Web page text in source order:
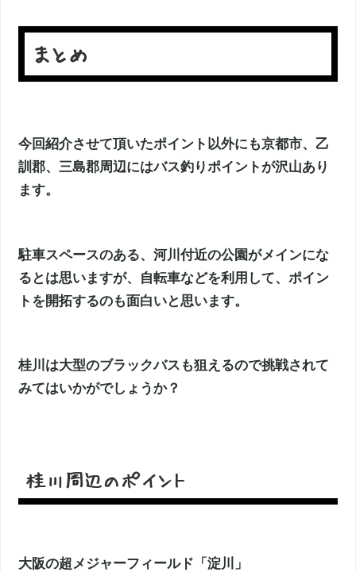
まとめ
今回紹介させて頂いたポイント以外にも京都市、乙
訓郡、三島郡周辺にはバス釣りポイントが沢山あり
ます。
駐車スペースのある、河川付近の公園がメインにな
るとは思いますが、自転車などを利用して、ポイン
トを開拓するのも面白いと思います。
桂川は大型のブラックバスも狙えるので挑戦されて
みてはいかがでしょうか？
桂川周辺のポイント
大阪の超メジャーフィールド「淀川」